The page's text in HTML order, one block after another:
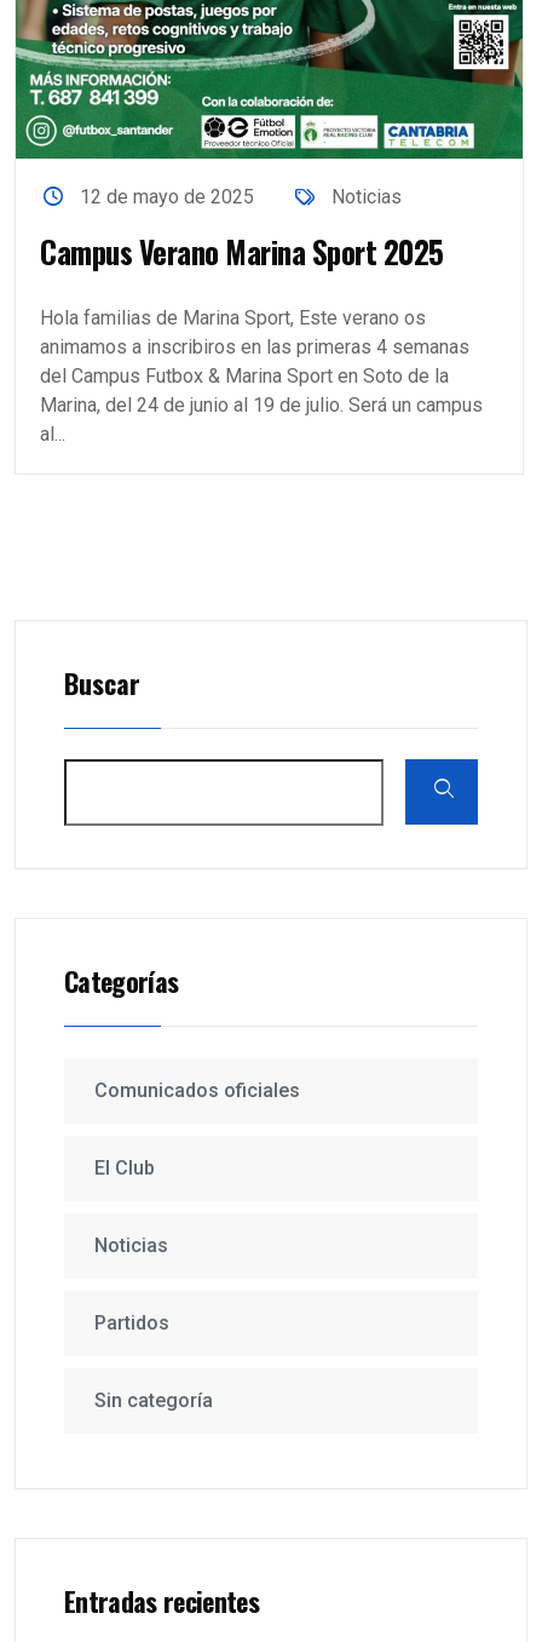
12 de mayo de 2025 Noticias
Campus Verano Marina Sport 2025
Hola familias de Marina Sport, Este verano os
animamos a inscribiros en las primeras 4 semanas
del Campus Futbox & Marina Sport en Soto de la
Marina, del 24 de junio al 19 de julio. Será un campus
al...
Buscar
Categorías
Comunicados oficiales
El Club
Noticias
Partidos
Sin categoría
Entradas recientes